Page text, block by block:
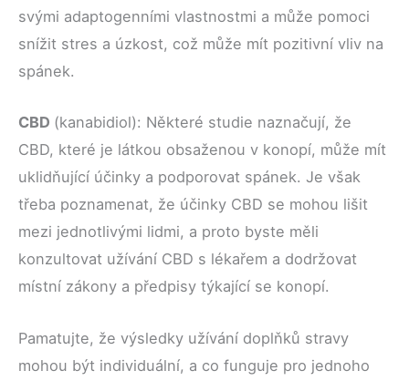
svými adaptogenními vlastnostmi a může pomoci
snížit stres a úzkost, což může mít pozitivní vliv na
spánek.
CBD (kanabidiol): Některé studie naznačují, že
CBD, které je látkou obsaženou v konopí, může mít
uklidňující účinky a podporovat spánek. Je však
třeba poznamenat, že účinky CBD se mohou lišit
mezi jednotlivými lidmi, a proto byste měli
konzultovat užívání CBD s lékařem a dodržovat
místní zákony a předpisy týkající se konopí.
Pamatujte, že výsledky užívání doplňků stravy
mohou být individuální, a co funguje pro jednoho